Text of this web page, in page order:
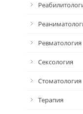
Ревматология
Сексология
Стоматология
Терапия